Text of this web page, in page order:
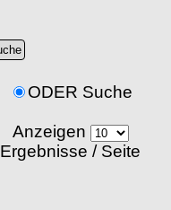
ODER Suche
Anzeigen
Ergebnisse / Seite